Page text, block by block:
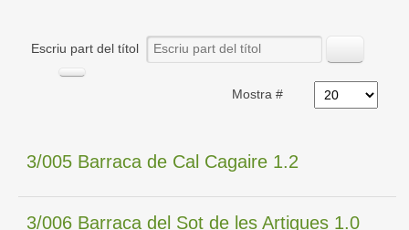
Escriu part del títol
Mostra #
3/005 Barraca de Cal Cagaire 1.2
3/006 Barraca del Sot de les Artigues 1.0